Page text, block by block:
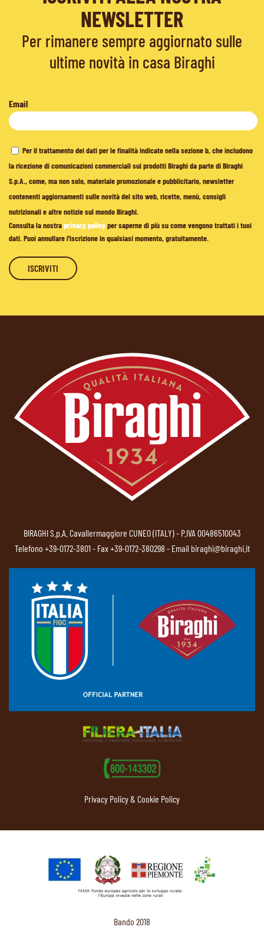
NEWSLETTER
Per rimanere sempre aggiornato sulle
ultime novità in casa Biraghi
Email
Per il trattamento dei dati per le finalità indicate nella sezione b, che includono
la ricezione di comunicazioni commerciali sui prodotti Biraghi da parte di Biraghi
S.p.A., come, ma non solo, materiale promozionale e pubblicitario, newsletter
contenenti aggiornamenti sulle novità del sito web, ricette, menù, consigli
nutrizionali e altre notizie sul mondo Biraghi.
Consulta la nostraprivacy policyper saperne di più su come vengono trattati i tuoi
dati. Puoi annullare l'iscrizione in qualsiasi momento, gratuitamente.
BIRAGHI S.p.A. Cavallermaggiore CUNEO (ITALY) - P.IVA 00486510043
Telefono +39-0172-3801- Fax +39-0172-380298 - Email biraghi@biraghi.it
Privacy Policy & Cookie Policy
Bando 2018